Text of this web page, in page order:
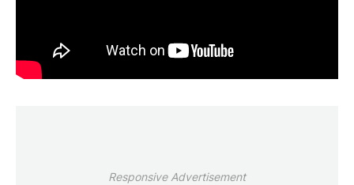
Responsive Advertisement